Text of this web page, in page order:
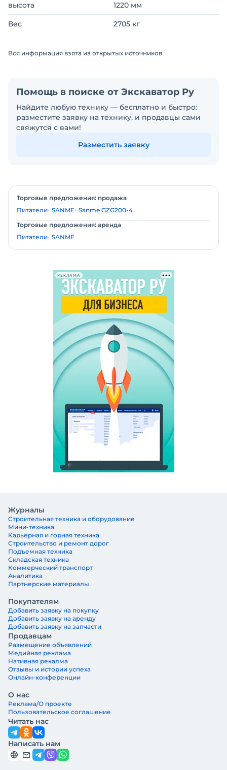
высота 1220 мм
Вес 2705 кг
Вся информация взята из открытых источников
Помощь в поиске от Экскаватор Ру
Найдите любую технику — бесплатно и быстро:
разместите заявку на технику, и продавцы сами
свяжутся с вами!
Разместить заявку
Торговые предложения: продажа
Питатели SANME Sanme GZG200-4
Торговые предложения: аренда
Питатели SANME
РЕКЛАМА
Журналы
Строительная техника и оборудование
Мини-техника
Карьерная и горная техника
Строительство и ремонт дорог
Подъемная техника
Складская техника
Коммерческий транспорт
Аналитика
Партнерские материалы
Покупателям
Добавить заявку на покупку
Добавить заявку на аренду
Добавить заявку на запчасти
Продавцам
Размещение объявлений
Медийная реклама
Нативная рекалма
Отзывы и истории успеха
Онлайн-конференции
О нас
Реклама/О проекте
Пользовательское соглашение
Читать нас
Написать нам